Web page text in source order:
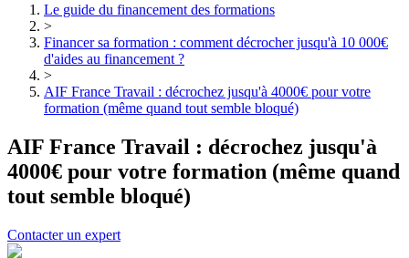
Le guide du financement des formations
>
Financer sa formation : comment décrocher jusqu'à 10 000€
d'aides au financement ?
>
AIF France Travail : décrochez jusqu'à 4000€ pour votre
formation (même quand tout semble bloqué)
AIF France Travail : décrochez jusqu'à
4000€ pour votre formation (même quand
tout semble bloqué)
Contacter un expert